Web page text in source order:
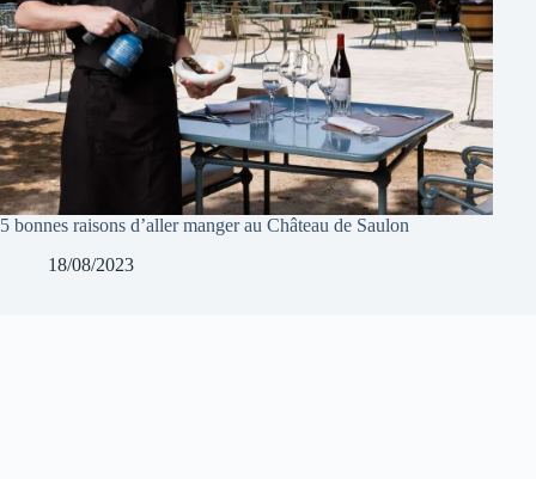
5 bonnes raisons d’aller manger au Château de Saulon
18/08/2023